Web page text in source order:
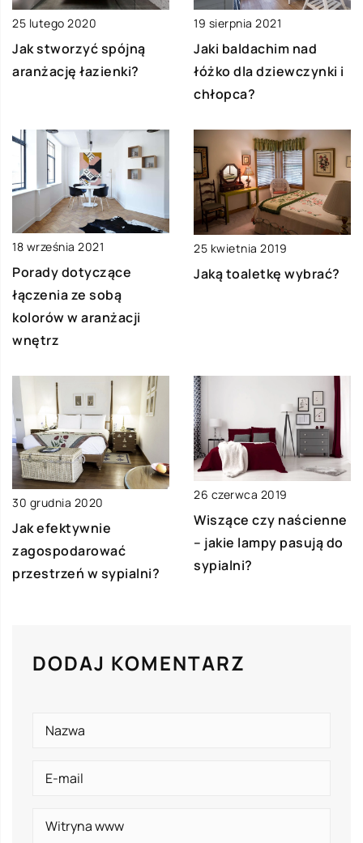
25 lutego 2020
Jak stworzyć spójną
aranżację łazienki?
19 sierpnia 2021
Jaki baldachim nad
łóżko dla dziewczynki i
chłopca?
18 września 2021
Porady dotyczące
łączenia ze sobą
kolorów w aranżacji
wnętrz
25 kwietnia 2019
Jaką toaletkę wybrać?
30 grudnia 2020
Jak efektywnie
zagospodarować
przestrzeń w sypialni?
26 czerwca 2019
Wiszące czy naścienne
– jakie lampy pasują do
sypialni?
DODAJ KOMENTARZ